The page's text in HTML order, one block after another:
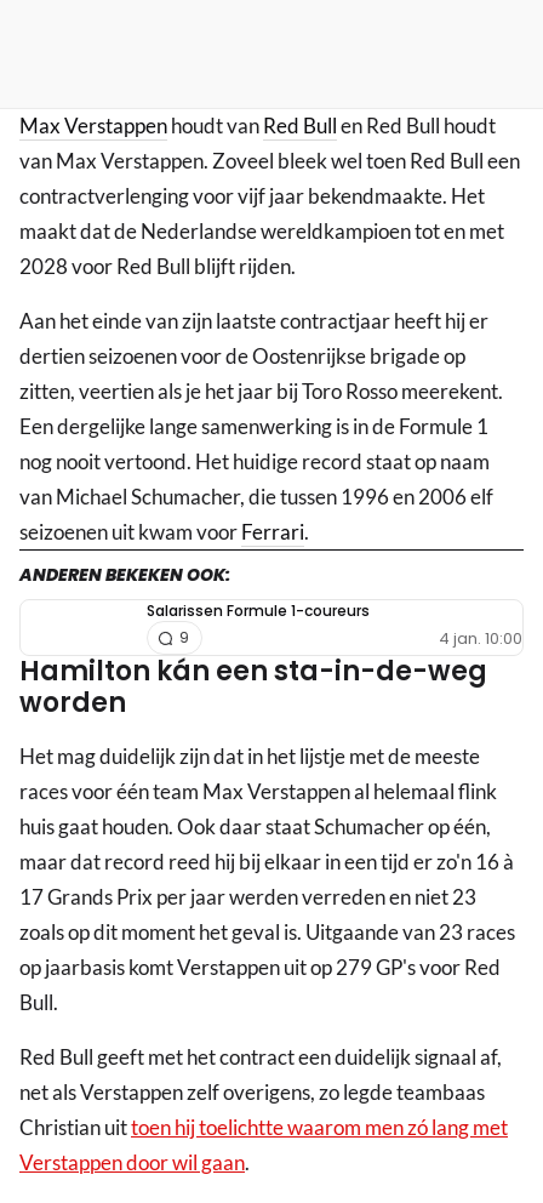
Max Verstappenhoudt vanRed Bullen Red Bull houdt
van Max Verstappen. Zoveel bleek wel toen Red Bull een
contractverlenging voor vijf jaar bekendmaakte. Het
maakt dat de Nederlandse wereldkampioen tot en met
2028 voor Red Bull blijft rijden.
Aan het einde van zijn laatste contractjaar heeft hij er
dertien seizoenen voor de Oostenrijkse brigade op
zitten, veertien als je het jaar bij Toro Rosso meerekent.
Een dergelijke lange samenwerking is in de Formule 1
nog nooit vertoond. Het huidige record staat op naam
van Michael Schumacher, die tussen 1996 en 2006 elf
seizoenen uit kwam voorFerrari.
ANDEREN BEKEKEN OOK:
Salarissen Formule 1-coureurs
4 jan. 10:00
9
Hamilton kán een sta-in-de-weg
worden
Het mag duidelijk zijn dat in het lijstje met de meeste
races voor één team Max Verstappen al helemaal flink
huis gaat houden. Ook daar staat Schumacher op één,
maar dat record reed hij bij elkaar in een tijd er zo'n 16 à
17 Grands Prix per jaar werden verreden en niet 23
zoals op dit moment het geval is. Uitgaande van 23 races
op jaarbasis komt Verstappen uit op 279 GP's voor Red
Bull.
Red Bull geeft met het contract een duidelijk signaal af,
net als Verstappen zelf overigens, zo legde teambaas
Christian uittoen hij toelichtte waarom men zó lang met
Verstappen door wil gaan.